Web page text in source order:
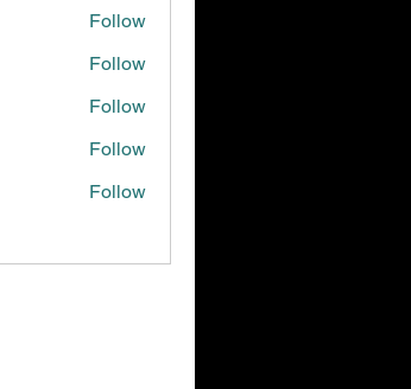
Follow
Follow
Follow
Follow
Follow